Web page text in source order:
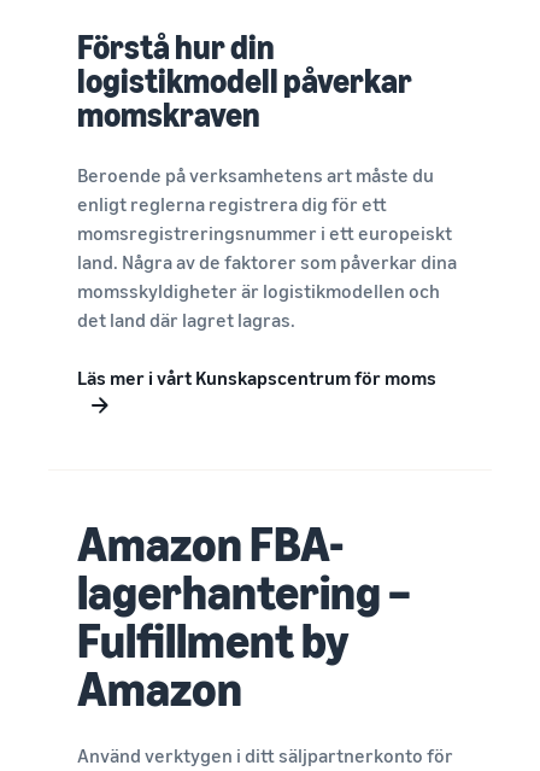
Förstå hur din
logistikmodell påverkar
momskraven
Beroende på verksamhetens art måste du
enligt reglerna registrera dig för ett
momsregistreringsnummer i ett europeiskt
land. Några av de faktorer som påverkar dina
momsskyldigheter är logistikmodellen och
det land där lagret lagras.
Läs mer i vårt Kunskapscentrum för moms
Amazon FBA-
lagerhantering –
Fulfillment by
Amazon
Använd verktygen i ditt säljpartnerkonto för